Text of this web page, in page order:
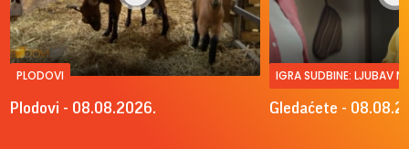
PLODOVI
Plodovi - 08.08.2026.
IGRA SUDBINE: LJUBAV
Gledaćete -